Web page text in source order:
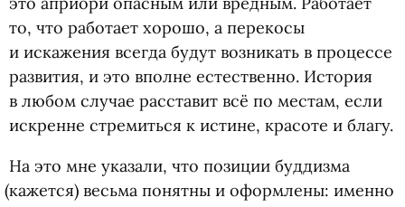
то, что работает хорошо, а перекосы
и искажения всегда будут возникать в процессе
развития, и это вполне естественно. История
в любом случае расставит всё по местам, если
искренне стремиться к истине, красоте и благу.
На это мне указали, что позиции буддизма
(кажется) весьма понятны и оформлены: именно